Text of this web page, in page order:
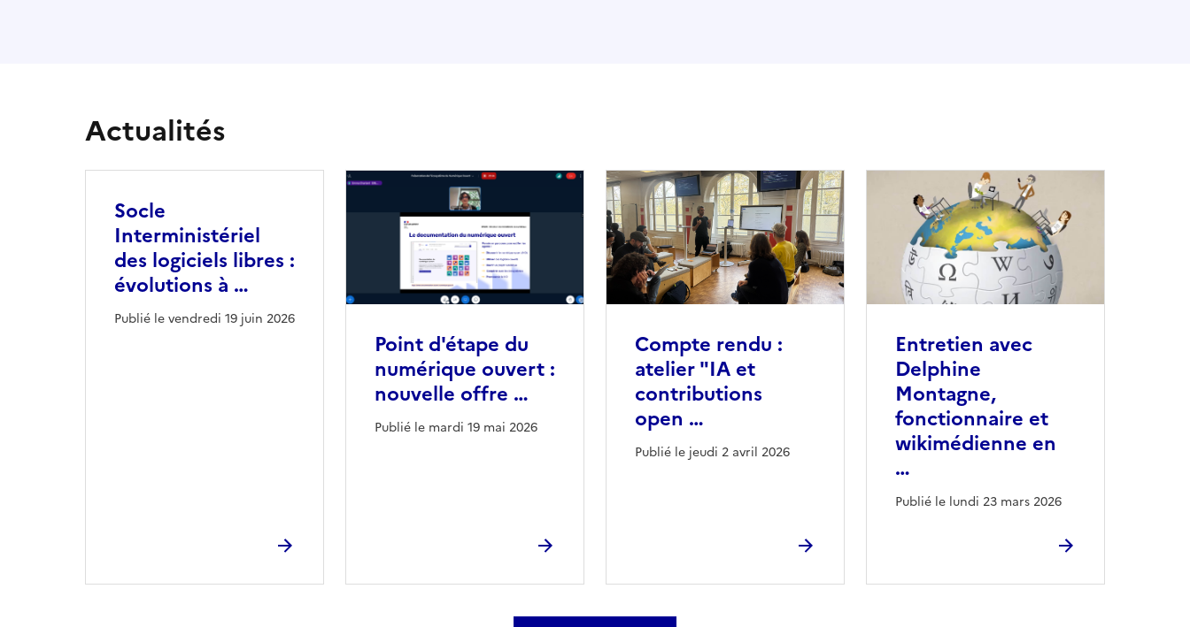
Actualités
Socle
Interministériel
des logiciels libres :
évolutions à …
Publié le vendredi 19 juin 2026
Point d'étape du
numérique ouvert :
nouvelle offre …
Publié le mardi 19 mai 2026
Compte rendu :
atelier "IA et
contributions
open …
Publié le jeudi 2 avril 2026
Entretien avec
Delphine
Montagne,
fonctionnaire et
wikimédienne en
…
Publié le lundi 23 mars 2026